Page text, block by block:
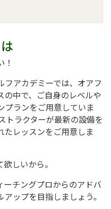
！
フアカデミーでは、オアフ
の中で、ご自身のレベルや
プランをご用意していま
トラクターが最新の設備を
たレッスンをご用意しま
しいから。
ーチングプロからのアドバ
ップを目指しましょう。